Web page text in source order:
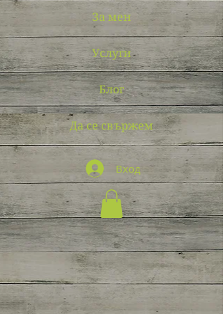
За мен
Услуги
Блог
Да се свържем
Вход